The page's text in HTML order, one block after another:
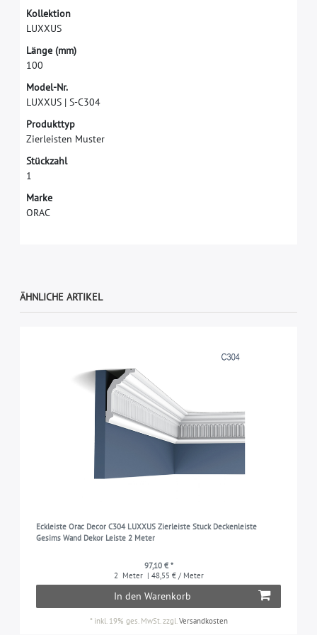
Kollektion
LUXXUS
Länge (mm)
100
Model-Nr.
LUXXUS | S-C304
Produkttyp
Zierleisten Muster
Stückzahl
1
Marke
ORAC
ÄHNLICHE ARTIKEL
Eckleiste Orac Decor C304 LUXXUS Zierleiste Stuck Deckenleiste
Gesims Wand Dekor Leiste 2 Meter
97,10 € *
2 Meter | 48,55 € / Meter
In den Warenkorb
* inkl. 19% ges. MwSt. zzgl. Versandkosten